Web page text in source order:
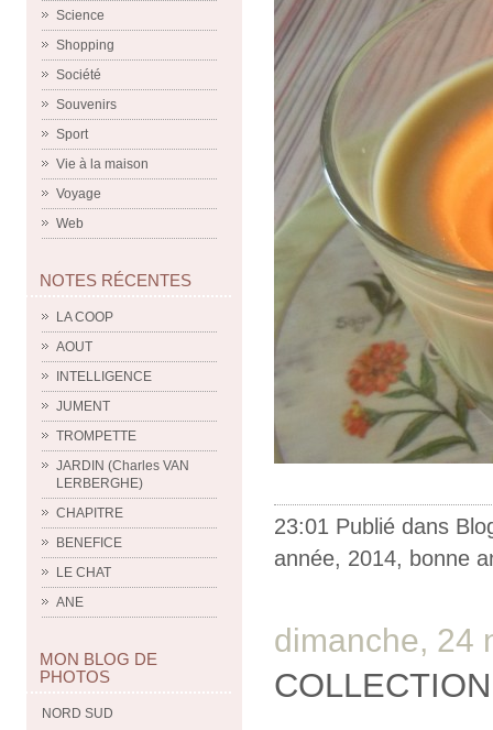
Science
Shopping
Société
Souvenirs
Sport
Vie à la maison
Voyage
Web
NOTES RÉCENTES
LA COOP
AOUT
INTELLIGENCE
JUMENT
TROMPETTE
JARDIN (Charles VAN
LERBERGHE)
CHAPITRE
BENEFICE
LE CHAT
ANE
MON BLOG DE
PHOTOS
NORD SUD
23:01 Publié dans
année, 2014, bonne
dimanche, 24
COLLECTION